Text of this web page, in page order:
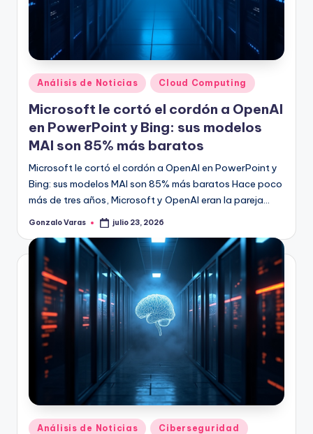
Publicado
en
Análisis de Noticias Cloud Computing
Microsoft le cortó el cordón a OpenAI
en PowerPoint y Bing: sus modelos
MAI son 85% más baratos
Microsoft le cortó el cordón a OpenAI en PowerPoint y
Bing: sus modelos MAI son 85% más baratos Hace poco
más de tres años, Microsoft y OpenAI eran la pareja…
Publicado
Gonzalo Varas julio 23, 2026
Publicado
Análisis de Noticias Ciberseguridad